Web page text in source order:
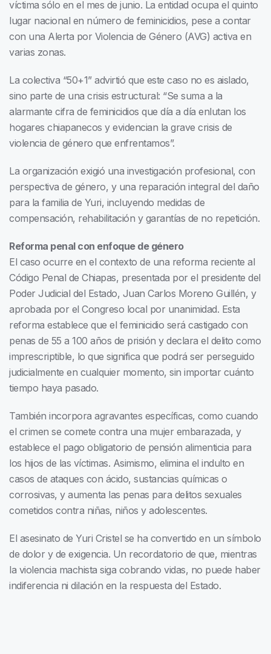
víctima sólo en el mes de junio. La entidad ocupa el quinto
lugar nacional en número de feminicidios, pese a contar
con una Alerta por Violencia de Género (AVG) activa en
varias zonas.
La colectiva “50+1” advirtió que este caso no es aislado,
sino parte de una crisis estructural: “Se suma a la
alarmante cifra de feminicidios que día a día enlutan los
hogares chiapanecos y evidencian la grave crisis de
violencia de género que enfrentamos”.
La organización exigió una investigación profesional, con
perspectiva de género, y una reparación integral del daño
para la familia de Yuri, incluyendo medidas de
compensación, rehabilitación y garantías de no repetición.
Reforma penal con enfoque de género
El caso ocurre en el contexto de una reforma reciente al
Código Penal de Chiapas, presentada por el presidente del
Poder Judicial del Estado, Juan Carlos Moreno Guillén, y
aprobada por el Congreso local por unanimidad. Esta
reforma establece que el feminicidio será castigado con
penas de 55 a 100 años de prisión y declara el delito como
imprescriptible, lo que significa que podrá ser perseguido
judicialmente en cualquier momento, sin importar cuánto
tiempo haya pasado.
También incorpora agravantes específicas, como cuando
el crimen se comete contra una mujer embarazada, y
establece el pago obligatorio de pensión alimenticia para
los hijos de las víctimas. Asimismo, elimina el indulto en
casos de ataques con ácido, sustancias químicas o
corrosivas, y aumenta las penas para delitos sexuales
cometidos contra niñas, niños y adolescentes.
El asesinato de Yuri Cristel se ha convertido en un símbolo
de dolor y de exigencia. Un recordatorio de que, mientras
la violencia machista siga cobrando vidas, no puede haber
indiferencia ni dilación en la respuesta del Estado.